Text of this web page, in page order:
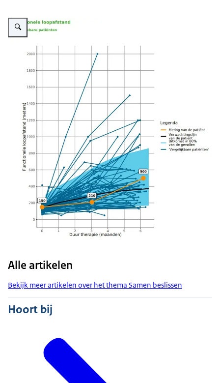
Vergroot afbeelding Kompas grafiek
Alle artikelen
Bekijk meer artikelen over het thema Samen beslissen
Hoort bij